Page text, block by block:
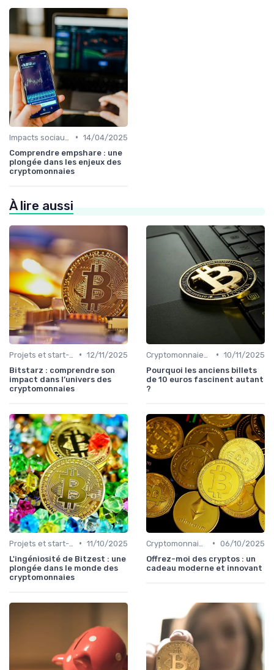
• 14/04/2025
Comprendre empshare : une
plongée dans les enjeux des
cryptomonnaies
À lire aussi
• 12/11/2025
Bitstarz : comprendre son
impact dans l’univers des
cryptomonnaies
• 10/11/2025
Pourquoi les anciens billets
de 10 euros fascinent autant
?
• 11/10/2025
L'ingéniosité de Bitzest : une
plongée dans le monde des
cryptomonnaies
• 06/10/2025
Offrez-moi des cryptos : un
cadeau moderne et innovant